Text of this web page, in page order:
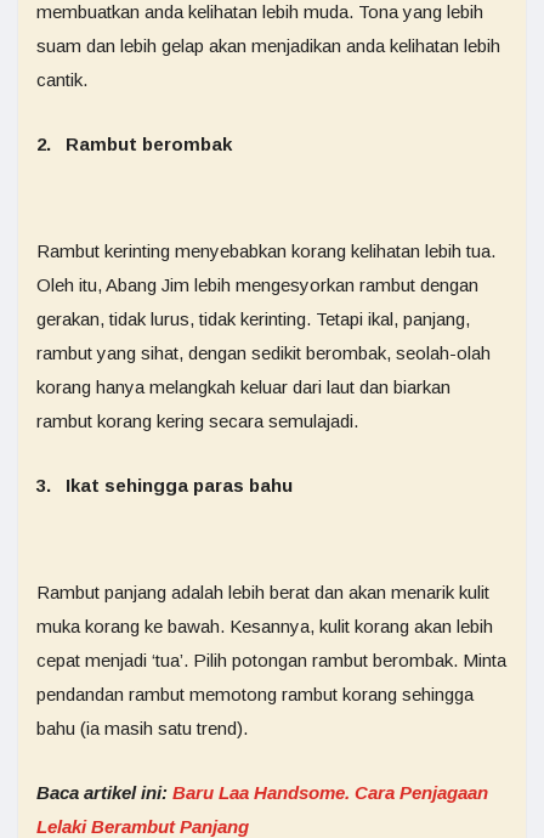
membuatkan anda kelihatan lebih muda. Tona yang lebih
suam dan lebih gelap akan menjadikan anda kelihatan lebih
cantik.
2. Rambut berombak
Rambut kerinting menyebabkan korang kelihatan lebih tua.
Oleh itu, Abang Jim lebih mengesyorkan rambut dengan
gerakan, tidak lurus, tidak kerinting. Tetapi ikal, panjang,
rambut yang sihat, dengan sedikit berombak, seolah-olah
korang hanya melangkah keluar dari laut dan biarkan
rambut korang kering secara semulajadi.
3. Ikat sehingga paras bahu
Rambut panjang adalah lebih berat dan akan menarik kulit
muka korang ke bawah. Kesannya, kulit korang akan lebih
cepat menjadi ‘tua’. Pilih potongan rambut berombak. Minta
pendandan rambut memotong rambut korang sehingga
bahu (ia masih satu trend).
Baca artikel ini: Baru Laa Handsome. Cara Penjagaan
Lelaki Berambut Panjang